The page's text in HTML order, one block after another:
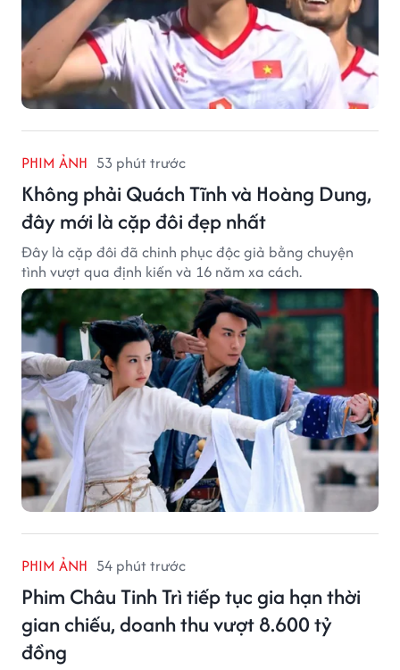
PHIM ẢNH 53 phút trước
Không phải Quách Tĩnh và Hoàng Dung,
đây mới là cặp đôi đẹp nhất
Đây là cặp đôi đã chinh phục độc giả bằng chuyện
tình vượt qua định kiến và 16 năm xa cách.
PHIM ẢNH 54 phút trước
Phim Châu Tinh Trì tiếp tục gia hạn thời
gian chiếu, doanh thu vượt 8.600 tỷ
đồng